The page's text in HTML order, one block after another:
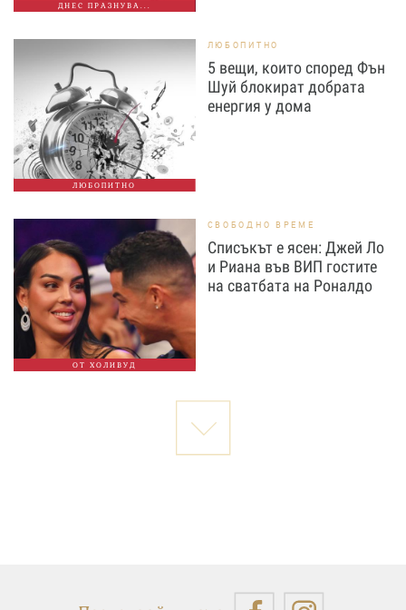
ДНЕС ПРАЗНУВА...
ЛЮБОПИТНО
ЛЮБОПИТНО
5 вещи, които според Фън
Шуй блокират добрата
енергия у дома
ОТ ХОЛИВУД
СВОБОДНО ВРЕМЕ
Списъкът е ясен: Джей Ло
и Риана във ВИП гостите
на сватбата на Роналдо